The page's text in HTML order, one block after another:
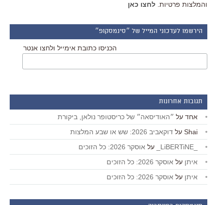
והמלצות פרטיות. לחצו כאן
הירשמו לעדכוני המייל של ״סינמסקופ״
הכניסו כתובת אימייל ולחצו אנטר
תגובות אחרונות
אחד על ״האודיסאה״ של כריסטופר נולאן, ביקורת
Shai על דוקאביב 2026: שש או שבע המלצות
על אוסקר 2026: כל הזוכים
איתן על אוסקר 2026: כל הזוכים
איתן על אוסקר 2026: כל הזוכים